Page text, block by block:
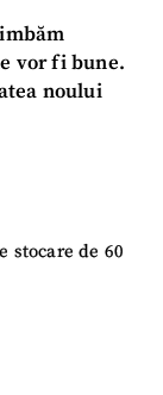
vor fi bune.
noului
stocare de 60